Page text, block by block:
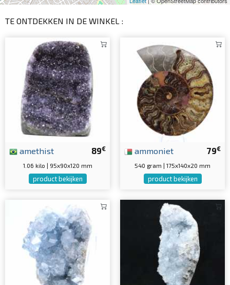
TE ONTDEKKEN IN DE WINKEL :
89€
amethist
1.06 kilo | 95x90x120 mm
product bekijken
79€
ammoniet
540 gram | 175x140x20 mm
product bekijken